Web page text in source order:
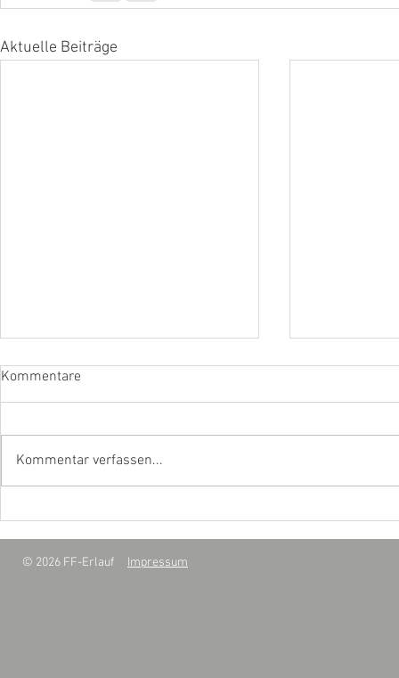
Aktuelle Beiträge
Maibaum 2026
Kommentare
Kommentar verfassen...
© 2026 FF-Erlauf Impressum